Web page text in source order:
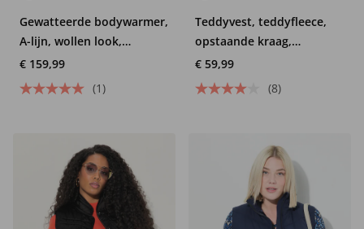
Gewatteerde bodywarmer,
A-lijn, wollen look,
opstaande kraag, 2-weg
rits
€ 159,99
(1)
Teddyvest, teddyfleece,
opstaande kraag,
ritszakken
€ 59,99
(8)